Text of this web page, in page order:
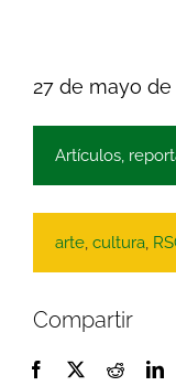
27 de mayo de
Artículos,
arte, cultura,
Compartir